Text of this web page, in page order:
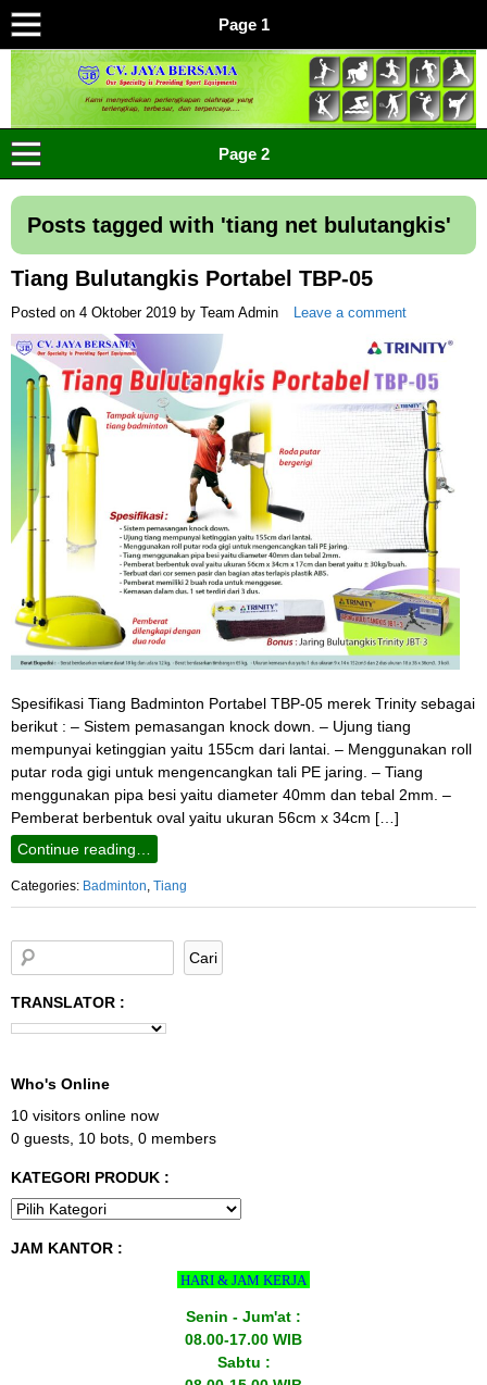
Page 1
CV JAYA BERSAMA Co Id
Menyediakan Semua Perlengkapan Olahraga Yang
Page 2
Posts tagged with 'tiang net bulutangkis'
Tiang Bulutangkis Portabel TBP-05
Posted on 4 Oktober 2019 by Team Admin Leave a comment
Spesifikasi Tiang Badminton Portabel TBP-05 merek Trinity sebagai
berikut : – Sistem pemasangan knock down. – Ujung tiang
mempunyai ketinggian yaitu 155cm dari lantai. – Menggunakan roll
putar roda gigi untuk mengencangkan tali PE jaring. – Tiang
menggunakan pipa besi yaitu diameter 40mm dan tebal 2mm. –
Pemberat berbentuk oval yaitu ukuran 56cm x 34cm […]
Continue reading…
Categories: Badminton Tiang
TRANSLATOR :
Who's Online
10 visitors online now
0 guests, 10 bots, 0 members
KATEGORI PRODUK :
JAM KANTOR :
HARI & JAM KERJA
Senin - Jum'at :
08.00-17.00 WIB
Sabtu :